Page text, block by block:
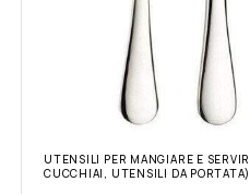
UTENSILI PER MANGIARE E
CUCCHIAI, UTENSILI DA